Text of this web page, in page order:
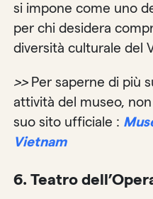
si impone come uno
per chi desidera
diversità culturale del
>> Per saperne di più
attività del museo,
suo sito ufficiale :
Vietnam
6.Teatro